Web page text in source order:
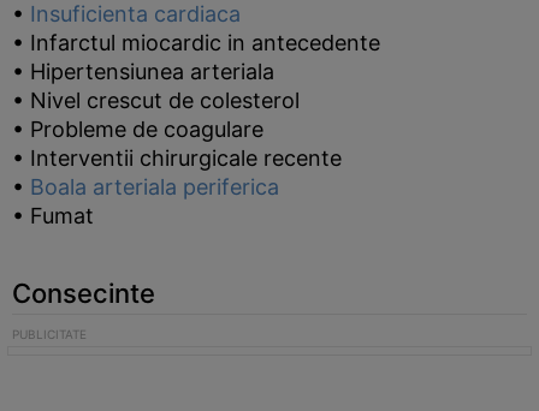
• Insuficienta cardiaca
• Infarctul miocardic in antecedente
• Hipertensiunea arteriala
• Nivel crescut de colesterol
• Probleme de coagulare
• Interventii chirurgicale recente
• Boala arteriala periferica
• Fumat
Consecinte